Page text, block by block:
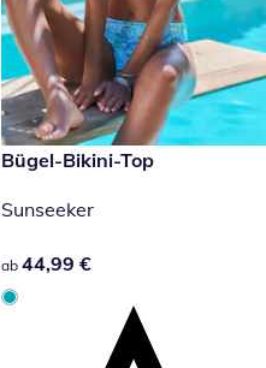
44,99 €
Bügel-Bikini-Top
Sunseeker
44,99 €
ab 44,99 €